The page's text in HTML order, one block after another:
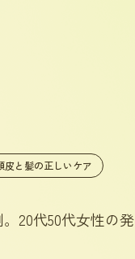
皮と髪の正しいケア
20代50代女性の発